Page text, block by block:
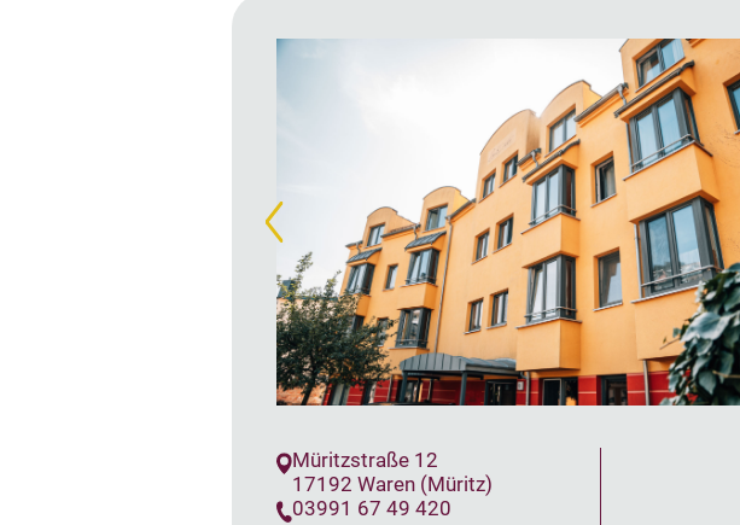
Müritzstraße 12
17192 Waren (Müritz)
03991 67 49 420